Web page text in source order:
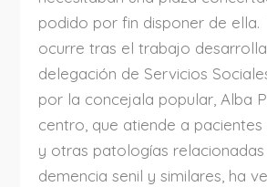
podido por fin disponer de
ocurre tras el trabajo
delegación de Servicios
por la concejala popular, Alba
centro, que atiende a
y otras patologías
demencia senil y similares, ha